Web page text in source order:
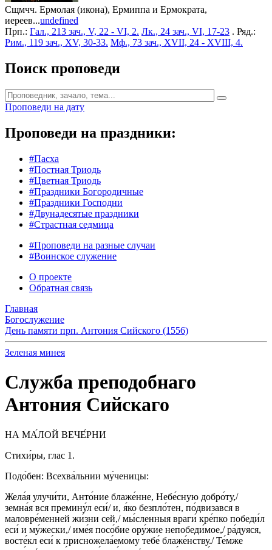
Сщмчч. Ермолая (икона), Ермиппа и Ермократа,
иереев...undefined
Прп.: Гал., 213 зач., V, 22 - VI, 2. Лк., 24 зач., VI, 17-23 . Ряд.:
Рим., 119 зач., XV, 30-33. Мф., 73 зач., XVII, 24 - XVIII, 4.
Поиск проповеди
Проповеди на дату
Проповеди на праздники:
#Пасха
#Постная Триодь
#Цветная Триодь
#Праздники Богородичные
#Праздники Господни
#Двунадесятые праздники
#Страстная седмица
#Проповеди на разные случаи
#Воинское служение
О проекте
Обратная связь
Главная
Богослужение
День памяти прп. Антония Сийского (1556)
Зеленая минея
Служба преподобнаго
Антония Сийскаго
НА МА́ЛОЙ ВЕЧЕ́РНИ
Стихи́ры, глас 1.
Подо́бен: Всехва́льнии му́ченицы:
Жела́я улучи́ти, Анто́ние блаже́нне, Небе́сную добро́ту,/
земна́я вся премину́л еси́/ и, я́ко безпло́тен, по́двизався в
маловре́менней жи́зни сей,/ мы́сленныя враги́ кре́пко победи́л
еси́ и му́жески,/ име́я посо́бие ору́жие непобеди́мое,/ ра́дуяся,
восте́кл еси́ к присножела́емому тебе́ блаже́нству./ Те́мже